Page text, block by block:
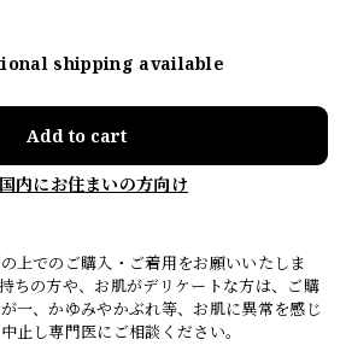
shipping available
Add to cart
内にお住まいの方向け
上でのご購入・ご着用をお願いいたしま
ちの方や、お肌がデリケートな方は、ご購
一、かゆみやかぶれ等、お肌に異常を感じ
止し専門医にご相談ください。